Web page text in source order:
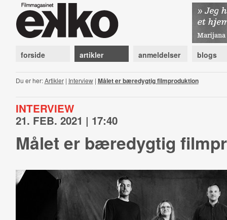
forside artikler anmeldelser blogs
Du er her:Artikler| Interview| Målet er bæredygtig filmproduktion
INTERVIEW
21. FEB. 2021 | 17:40
Målet er bæredygtig